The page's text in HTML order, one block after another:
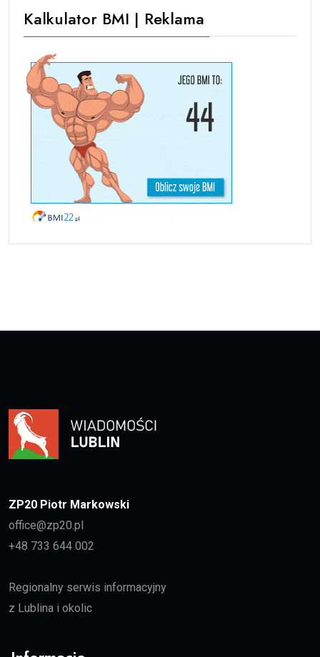
Kalkulator BMI | Reklama
ZP20 Piotr Markowski
office@zp20.pl
+48 733 644 002
Regionalny serwis informacyjny
z Lublina i okolic